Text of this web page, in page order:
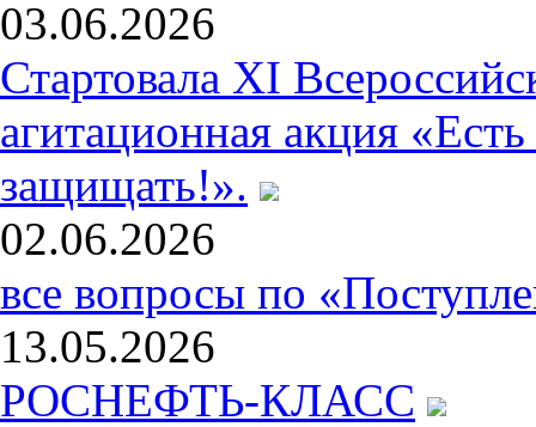
03.06.2026
Стартовала XI
агитационная акция
защищать!».
02.06.2026
все вопросы по
13.05.2026
РОСНЕФТЬ-КЛАСС